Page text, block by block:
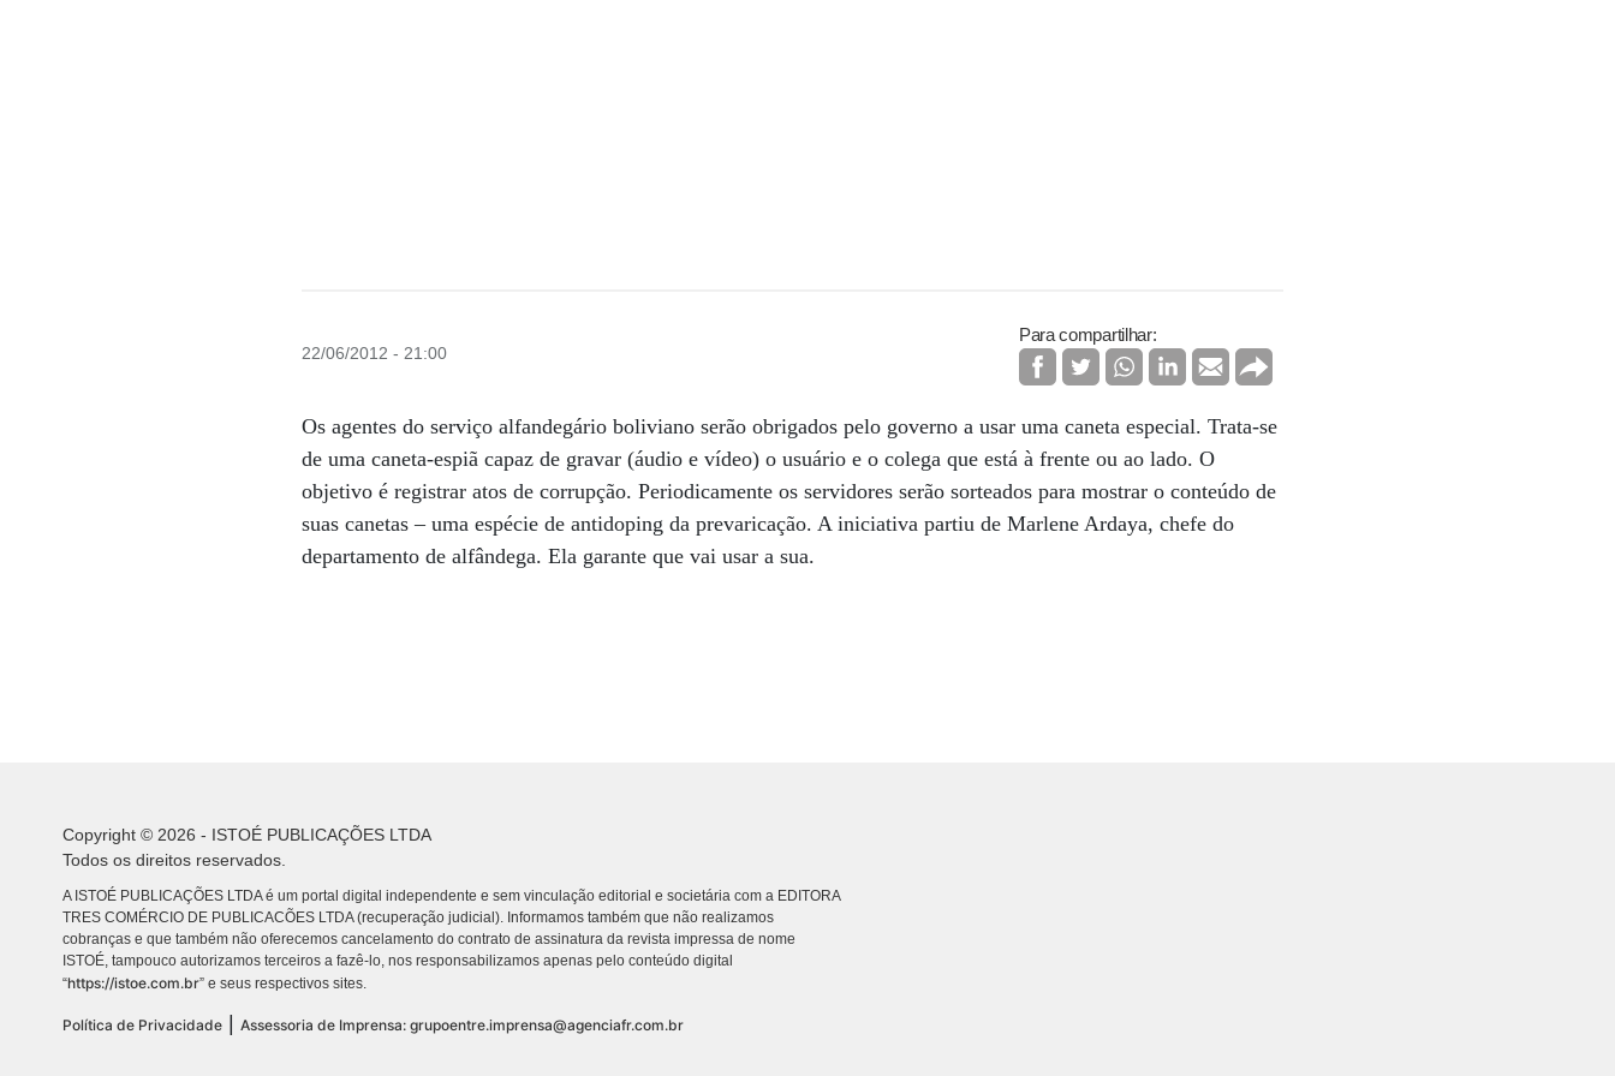
22/06/2012 - 21:00
Para compartilhar:
Os agentes do serviço alfandegário boliviano serão obrigados pelo governo a usar uma caneta especial. Trata-se
de uma caneta-espiã capaz de gravar (áudio e vídeo) o usuário e o colega que está à frente ou ao lado. O
objetivo é registrar atos de corrupção. Periodicamente os servidores serão sorteados para mostrar o conteúdo de
suas canetas – uma espécie de antidoping da prevaricação. A iniciativa partiu de Marlene Ardaya, chefe do
departamento de alfândega. Ela garante que vai usar a sua.
Copyright © 2026 - ISTOÉ PUBLICAÇÕES LTDA
Todos os direitos reservados.
A ISTOÉ PUBLICAÇÕES LTDA é um portal digital independente e sem vinculação editorial e societária com a EDITORA
TRES COMÉRCIO DE PUBLICACÕES LTDA (recuperação judicial). Informamos também que não realizamos
cobranças e que também não oferecemos cancelamento do contrato de assinatura da revista impressa de nome
ISTOÉ, tampouco autorizamos terceiros a fazê-lo, nos responsabilizamos apenas pelo conteúdo digital
“https://istoe.com.br” e seus respectivos sites.
Política de Privacidade Assessoria de Imprensa: grupoentre.imprensa@agenciafr.com.br